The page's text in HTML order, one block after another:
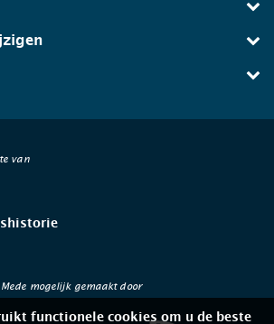
van
Mede mogelijk gemaakt door
functionele cookies om u de beste